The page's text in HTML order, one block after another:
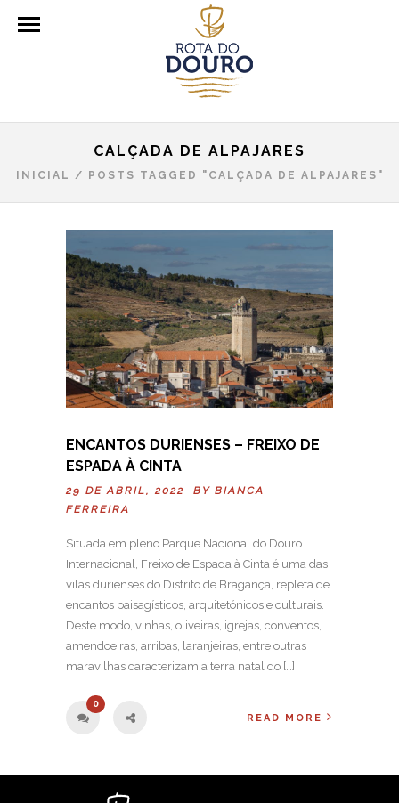
CALÇADA DE ALPAJARES
INICIAL / POSTS TAGGED "CALÇADA DE ALPAJARES"
ENCANTOS DURIENSES – FREIXO DE
ESPADA À CINTA
29 DE ABRIL, 2022 BY BIANCA
FERREIRA
Situada em pleno Parque Nacional do Douro
Internacional, Freixo de Espada à Cinta é uma das
vilas durienses do Distrito de Bragança, repleta de
encantos paisagísticos, arquitetónicos e culturais.
Deste modo, vinhas, oliveiras, igrejas, conventos,
amendoeiras, arribas, laranjeiras, entre outras
maravilhas caracterizam a terra natal do […]
0
READ MORE